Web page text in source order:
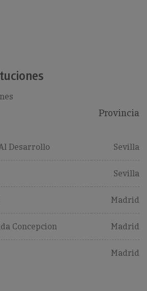
Provincia
Desarrollo Sevilla
Sevilla
Madrid
Concepcion Madrid
Madrid